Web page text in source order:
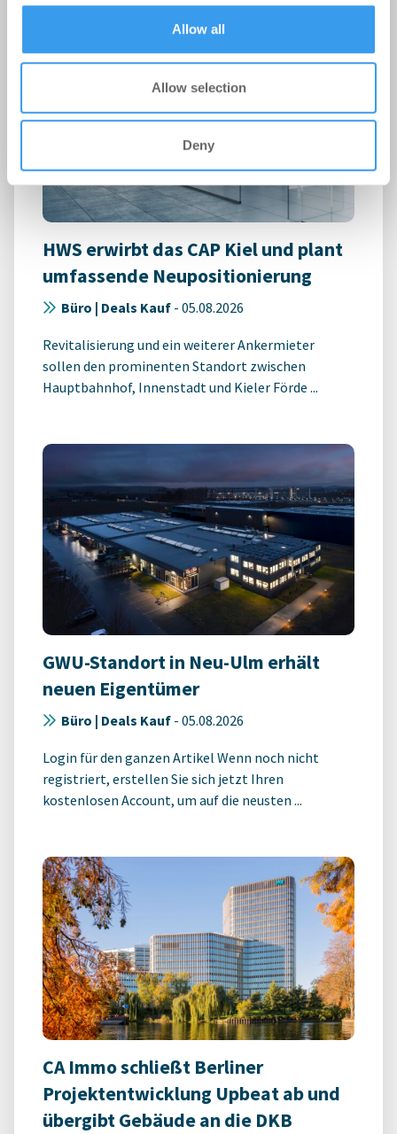
Allow all
Allow selection
Deny
HWS erwirbt das CAP Kiel und plant
umfassende Neupositionierung
Büro | Deals Kauf - 05.08.2026
Revitalisierung und ein weiterer Ankermieter
sollen den prominenten Standort zwischen
Hauptbahnhof, Innenstadt und Kieler Förde ...
GWU-Standort in Neu-Ulm erhält
neuen Eigentümer
Büro | Deals Kauf - 05.08.2026
Login für den ganzen Artikel Wenn noch nicht
registriert, erstellen Sie sich jetzt Ihren
kostenlosen Account, um auf die neusten ...
CA Immo schließt Berliner
Projektentwicklung Upbeat ab und
übergibt Gebäude an die DKB